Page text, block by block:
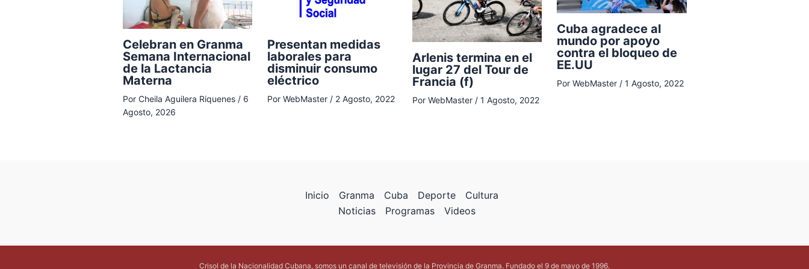
Celebran en Granma
Semana Internacional
de la Lactancia
Materna
Por Cheila Aguilera Riquenes / 6
Agosto, 2026
Presentan medidas
laborales para
disminuir consumo
eléctrico
Por WebMaster / 2 Agosto, 2022
Arlenis termina en el
lugar 27 del Tour de
Francia (f)
Por WebMaster / 1 Agosto, 2022
Cuba agradece al
mundo por apoyo
contra el bloqueo de
EE.UU
Por WebMaster / 1 Agosto, 2022
Inicio Granma Cuba Deporte
Cultura
Noticias
Programas Videos
Crisol de la Nacionalidad Cubana, somos un canal de televisión de la Provincia de Granma. Fundado el 9 de mayo de 1996.